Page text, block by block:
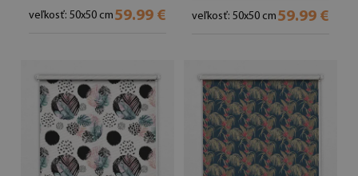
veľkosť: 50x50 cm 59.99 € veľkosť: 50x50 cm 59.99 €